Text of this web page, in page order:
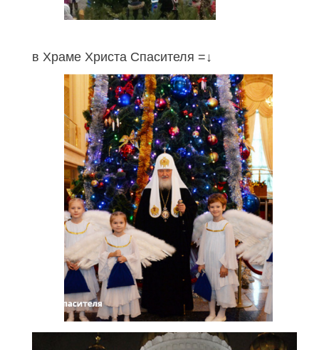
в Храме Христа Спасителя =↓